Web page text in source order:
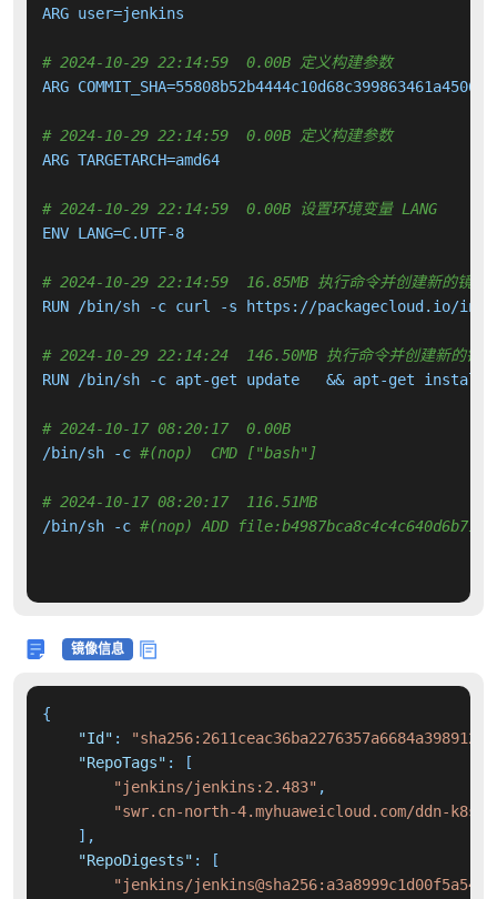
ARG user=jenkins
# 2024-10-29 22:14:59  0.00B 定义构建参数
ARG
# 2024-10-29 22:14:59  0.00B 定义构建参数
ARG TARGETARCH=amd64
# 2024-10-29 22:14:59  0.00B 设置环境变量 LANG
ENV LANG=C.UTF-8
# 2024-10-29 22:14:59  16.85MB 执行命令并创建新的镜像
RUN /bin/sh -c curl -s https://packagecloud.io/
# 2024-10-29 22:14:24  146.50MB 执行命令并创建新的镜
RUN /bin/sh -c apt-get update   && apt-get
# 2024-10-17 08:20:17  0.00B
/bin/sh -c #(nop)  CMD ["bash"]
# 2024-10-17 08:20:17  116.51MB
/bin/sh -c #(nop) ADD
镜像信息
{
"Id" :
"RepoTags" :
[
"jenkins/jenkins:2.483" ,
"swr.cn-north-4.myhuaweicloud.com/ddn-
] ,
"RepoDigests" :
[
"jenkins/